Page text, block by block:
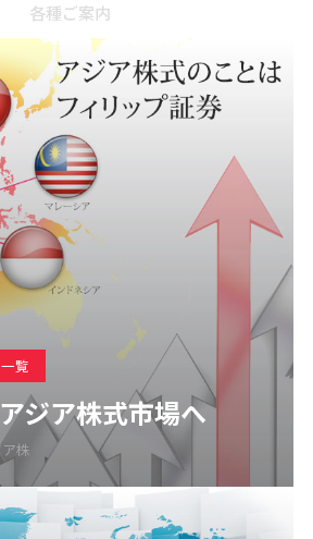
各種ご案内
覧
ジア株式市場へ
株